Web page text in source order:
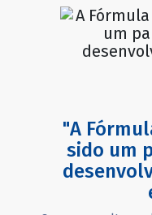
"A
sido um